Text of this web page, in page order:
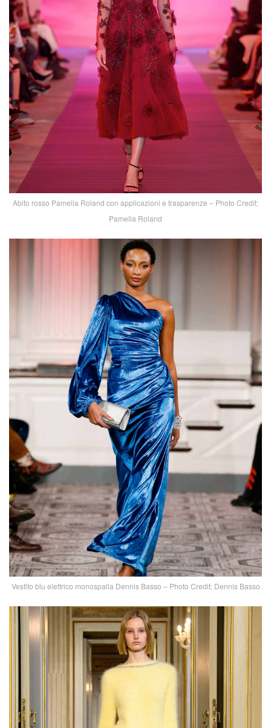
Abito rosso Pamella Roland con applicazioni e trasparenze – Photo Credit:
Pamella Roland
Vestito blu elettrico monospalla Dennis Basso – Photo Credit: Dennis Basso